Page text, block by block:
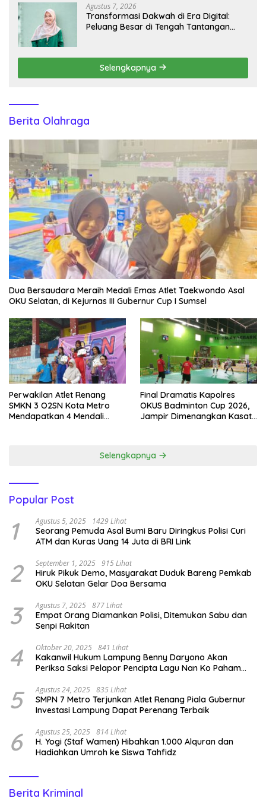
Agustus 7, 2026
Transformasi Dakwah di Era Digital:
Peluang Besar di Tengah Tantangan
Selengkapnya
Berita Olahraga
Dua Bersaudara Meraih Medali Emas Atlet Taekwondo Asal
OKU Selatan, di Kejurnas III Gubernur Cup I Sumsel
Perwakilan Atlet Renang
SMKN 3 O2SN Kota Metro
Mendapatkan 4 Mendali
Final Dramatis Kapolres
OKUS Badminton Cup 2026,
Jampir Dimenangkan Kasat
Selengkapnya
Popular Post
1 Agustus 5, 2025 1429 Lihat
Seorang Pemuda Asal Bumi Baru Diringkus Polisi Curi
ATM dan Kuras Uang 14 Juta di BRI Link
2 September 1, 2025 915 Lihat
Hiruk Pikuk Demo, Masyarakat Duduk Bareng Pemkab
OKU Selatan Gelar Doa Bersama
3 Agustus 7, 2025 877 Lihat
Empat Orang Diamankan Polisi, Ditemukan Sabu dan
Senpi Rakitan
4 Oktober 20, 2025 841 Lihat
Kakanwil Hukum Lampung Benny Daryono Akan
Periksa Saksi Pelapor Pencipta Lagu Nan Ko Paham
5 Agustus 24, 2025 835 Lihat
SMPN 7 Metro Terjunkan Atlet Renang Piala Gubernur
Investasi Lampung Dapat Perenang Terbaik
6 Agustus 25, 2025 814 Lihat
H. Yogi (Staf Wamen) Hibahkan 1.000 Alquran dan
Hadiahkan Umroh ke Siswa Tahfidz
Berita Kriminal